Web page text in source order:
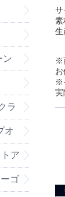
サ
素
生
※
※
実
ン
ラ
オ
ア
ゴ